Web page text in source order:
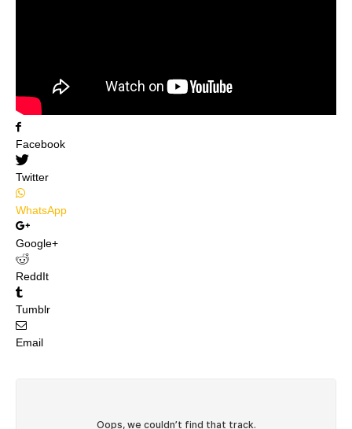
Facebook
Twitter
WhatsApp
Google+
ReddIt
Tumblr
Email